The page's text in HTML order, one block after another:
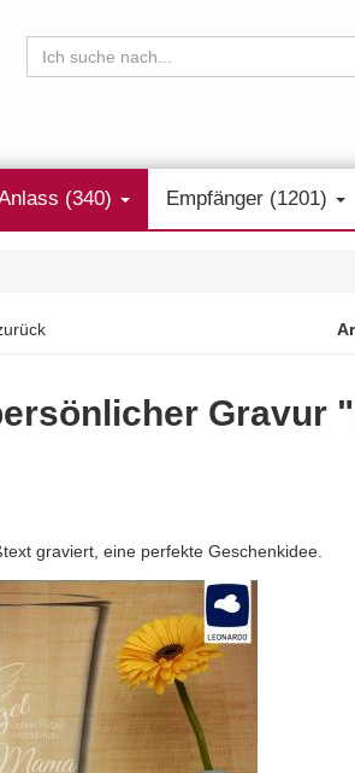
(340) Empfänger (1201)
Gravur
graviert, eine perfekte Geschenkidee.